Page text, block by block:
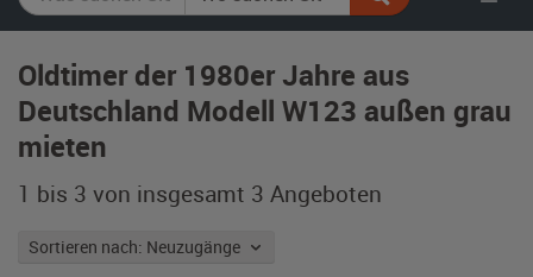
Oldtimer der 1980er Jahre aus
Deutschland Modell W123 außen grau
mieten
1 bis 3 von insgesamt 3 Angeboten
Sortieren nach: Neuzugänge